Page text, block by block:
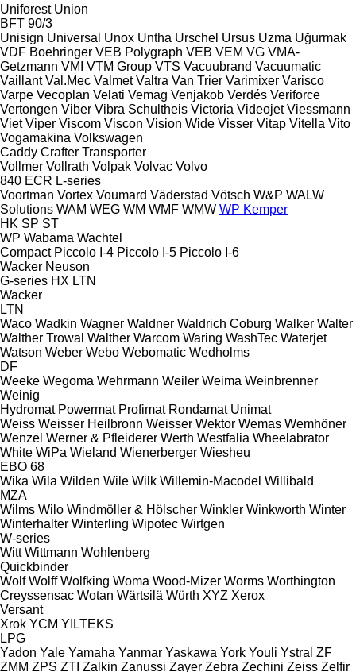
Uniforest Union
BFT 90/3
Unisign Universal Unox Untha Urschel Ursus Uzma Uğurmak
VDF Boehringer VEB Polygraph VEB VEM VG VMA-
Getzmann VMI VTM Group VTS Vacuubrand Vacuumatic
Vaillant Val.Mec Valmet Valtra Van Trier Varimixer Varisco
Varpe Vecoplan Velati Vemag Venjakob Verdés Veriforce
Vertongen Viber Vibra Schultheis Victoria Videojet Viessmann
Viet Viper Viscom Viscon Vision Wide Visser Vitap Vitella Vito
Vogamakina Volkswagen
Caddy Crafter Transporter
Vollmer Vollrath Volpak Volvac Volvo
840 ECR L-series
Voortman Vortex Voumard Väderstad Vötsch W&P WALW
Solutions WAM WEG WM WMF WMW WP Kemper
HK SP ST
WP Wabama Wachtel
Compact Piccolo I-4 Piccolo I-5 Piccolo I-6
Wacker Neuson
G-series HX LTN
Wacker
LTN
Waco Wadkin Wagner Waldner Waldrich Coburg Walker Walter
Walther Trowal Walther Warcom Waring WashTec Waterjet
Watson Weber Webo Webomatic Wedholms
DF
Weeke Wegoma Wehrmann Weiler Weima Weinbrenner
Weinig
Hydromat Powermat Profimat Rondamat Unimat
Weiss Weisser Heilbronn Weisser Wektor Wemas Wemhöner
Wenzel Werner & Pfleiderer Werth Westfalia Wheelabrator
White WiPa Wieland Wienerberger Wiesheu
EBO 68
Wika Wila Wilden Wile Wilk Willemin-Macodel Willibald
MZA
Wilms Wilo Windmöller & Hölscher Winkler Winkworth Winter
Winterhalter Winterling Wipotec Wirtgen
W-series
Witt Wittmann Wohlenberg
Quickbinder
Wolf Wolff Wolfking Woma Wood-Mizer Worms Worthington
Creyssensac Wotan Wärtsilä Würth XYZ Xerox
Versant
Xrok YCM YILTEKS
LPG
Yadon Yale Yamaha Yanmar Yaskawa York Youli Ystral ZF
ZMM ZPS ZTI Zalkin Zanussi Zayer Zebra Zechini Zeiss Zelfir